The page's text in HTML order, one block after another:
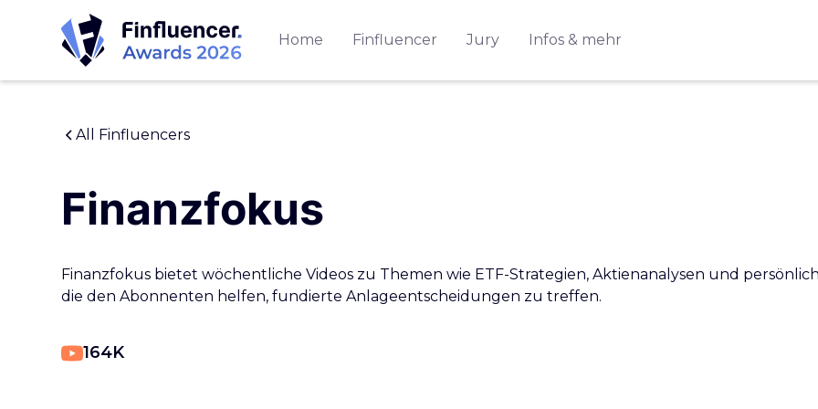
Home Finfluencer Jury Infos & mehr
All Finfluencers
Finanzfokus
Finanzfokus bietet wöchentliche Videos zu Themen wie ETF-Strategien, Aktienanalysen und
die den Abonnenten helfen, fundierte Anlageentscheidungen zu treffen.
164K